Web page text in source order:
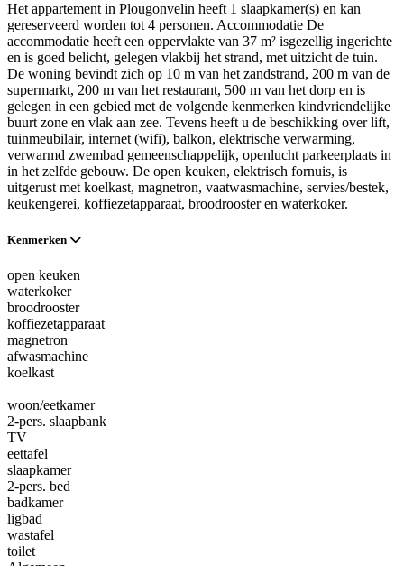
Het appartement in Plougonvelin heeft 1 slaapkamer(s) en kan
gereserveerd worden tot 4 personen. Accommodatie De
accommodatie heeft een oppervlakte van 37 m² isgezellig ingerichte
en is goed belicht, gelegen vlakbij het strand, met uitzicht de tuin.
De woning bevindt zich op 10 m van het zandstrand, 200 m van de
supermarkt, 200 m van het restaurant, 500 m van het dorp en is
gelegen in een gebied met de volgende kenmerken kindvriendelijke
buurt zone en vlak aan zee. Tevens heeft u de beschikking over lift,
tuinmeubilair, internet (wifi), balkon, elektrische verwarming,
verwarmd zwembad gemeenschappelijk, openlucht parkeerplaats in
in het zelfde gebouw. De open keuken, elektrisch fornuis, is
uitgerust met koelkast, magnetron, vaatwasmachine, servies/bestek,
keukengerei, koffiezetapparaat, broodrooster en waterkoker.
Kenmerken
open keuken
waterkoker
broodrooster
koffiezetapparaat
magnetron
afwasmachine
koelkast
woon/eetkamer
2-pers. slaapbank
TV
eettafel
slaapkamer
2-pers. bed
badkamer
ligbad
wastafel
toilet